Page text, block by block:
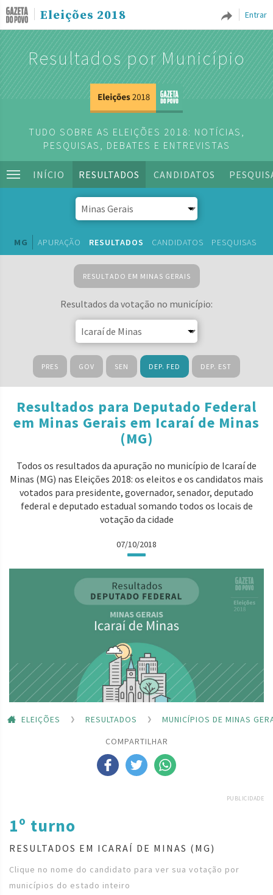
Entrar
Eleições 2018
Resultados por Município
TUDO SOBRE AS ELEIÇÕES 2018: NOTÍCIAS,
PESQUISAS, DEBATES E ENTREVISTAS
INÍCIO RESULTADOS CANDIDATOS
MG APURAÇÃO RESULTADOS CANDIDATOS PESQUISAS
RESULTADO EM MINAS GERAIS
Resultados da votação no município:
PRES GOV SEN DEP. FED DEP. EST
Resultados para Deputado Federal
em Minas Gerais em Icaraí de Minas
(MG)
Todos os resultados da apuração no município de Icaraí de
Minas (MG) nas Eleições 2018: os eleitos e os candidatos mais
votados para presidente, governador, senador, deputado
federal e deputado estadual somando todos os locais de
votação da cidade
07/10/2018
ELEIÇÕES RESULTADOS
MUNICÍPIOS DE MINAS
COMPARTILHAR
PUBLICIDADE
1º turno
RESULTADOS EM ICARAÍ DE MINAS (MG)
Clique no nome do candidato para ver sua votação por
municípios do estado inteiro